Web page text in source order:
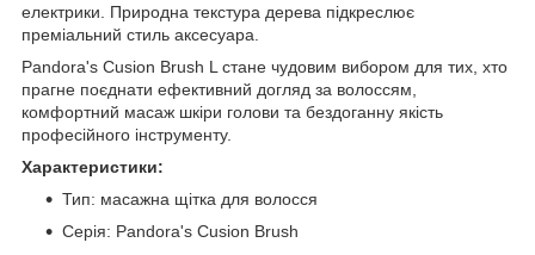
електрики. Природна текстура дерева підкреслює
преміальний стиль аксесуара.
Pandora's Cusion Brush L стане чудовим вибором для тих, хто
прагне поєднати ефективний догляд за волоссям,
комфортний масаж шкіри голови та бездоганну якість
професійного інструменту.
Характеристики:
Тип: масажна щітка для волосся
Серія: Pandora's Cusion Brush